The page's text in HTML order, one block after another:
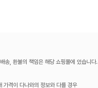
송, 환불의 책임은 해당 쇼핑몰에 있습니다.
가격이 다나와의 정보와 다를 경우